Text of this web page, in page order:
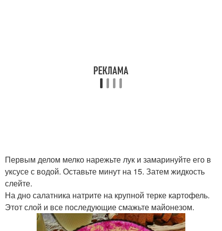
Первым делом мелко нарежьте лук и замаринуйте его в
уксусе с водой. Оставьте минут на 15. Затем жидкость
слейте.
На дно салатника натрите на крупной терке картофель.
Этот слой и все последующие смажьте майонезом.